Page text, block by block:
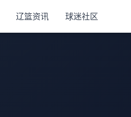
辽篮资讯 球迷社区